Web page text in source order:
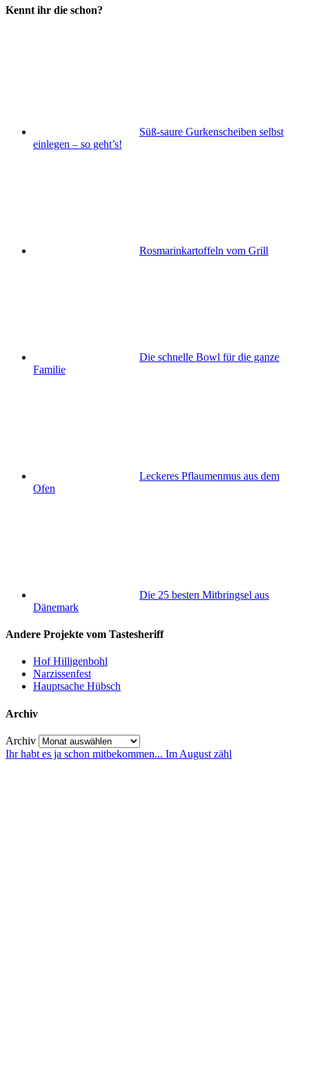
Kennt ihr die schon?
Süß-saure Gurkenscheiben selbst
einlegen – so geht’s!
Rosmarinkartoffeln vom Grill
Die schnelle Bowl für die ganze
Familie
Leckeres Pflaumenmus aus dem
Ofen
Die 25 besten Mitbringsel aus
Dänemark
Andere Projekte vom Tastesheriff
Hof Hilligenbohl
Narzissenfest
Hauptsache Hübsch
Archiv
Archiv
Ihr habt es ja schon mitbekommen... Im August zähl